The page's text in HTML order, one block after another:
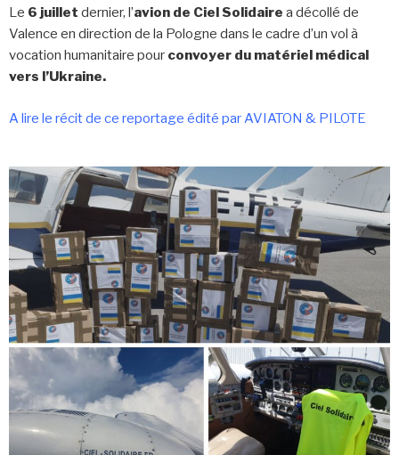
Le 6 juillet dernier, l’avion de Ciel Solidaire a décollé de
Valence en direction de la Pologne dans le cadre d’un vol à
vocation humanitaire pour convoyer du matériel médical
vers l’Ukraine.
A lire le récit de ce reportage édité par AVIATON & PILOTE